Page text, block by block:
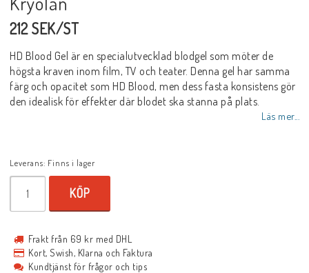
212 SEK/ST
HD Blood Gel är en specialutvecklad blodgel som möter de
högsta kraven inom film, TV och teater. Denna gel har samma
färg och opacitet som HD Blood, men dess fasta konsistens gör
den idealisk för effekter där blodet ska stanna på plats.
Läs mer...
Leverans: Finns i lager
KÖP
Frakt från 69 kr med DHL
Kort, Swish, Klarna och Faktura
Kundtjänst för frågor och tips